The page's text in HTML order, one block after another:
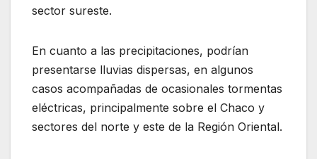
sector sureste.
En cuanto a las precipitaciones, podrían
presentarse lluvias dispersas, en algunos
casos acompañadas de ocasionales tormentas
eléctricas, principalmente sobre el Chaco y
sectores del norte y este de la Región Oriental.